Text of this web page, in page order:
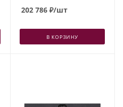
202 786₽/шт
В КОРЗИНУ